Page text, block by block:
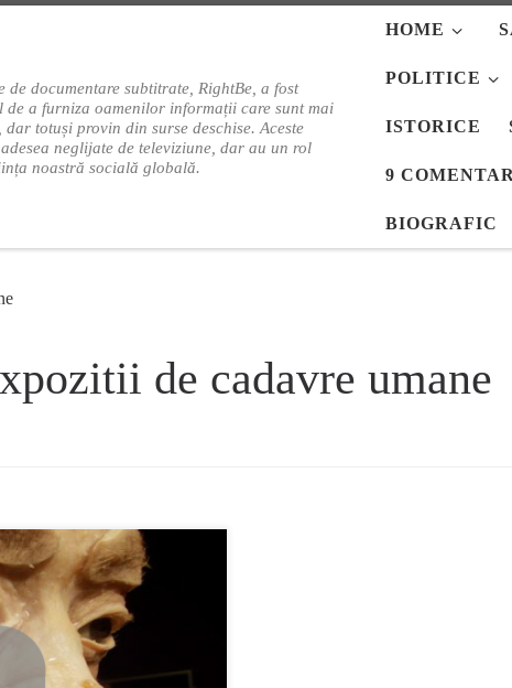
de documentare subtitrate, RightBe, a fost
de a furniza oamenilor informații care sunt mai
totuși provin din surse deschise. Aceste
neglijate de televiziune, dar au un rol
noastră socială globală.
HOME
POLITICE
ISTORICE
9
BIOGRAFIC
de cadavre umane
“Body World”, sunt o